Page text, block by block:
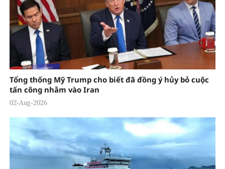
Tổng thống Mỹ Trump cho biết đã đồng ý hủy bỏ cuộc
tấn công nhằm vào Iran
02-Aug-2026